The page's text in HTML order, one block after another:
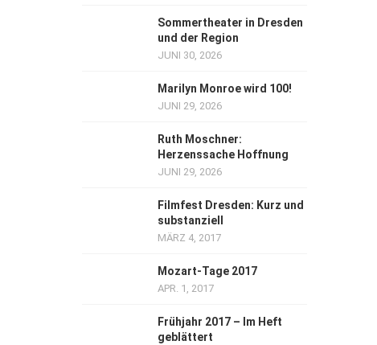
Sommertheater in Dresden
und der Region
JUNI 30, 2026
Marilyn Monroe wird 100!
JUNI 29, 2026
Ruth Moschner:
Herzenssache Hoffnung
JUNI 29, 2026
Filmfest Dresden: Kurz und
substanziell
MÄRZ 4, 2017
Mozart-Tage 2017
APR. 1, 2017
Frühjahr 2017 – Im Heft
geblättert